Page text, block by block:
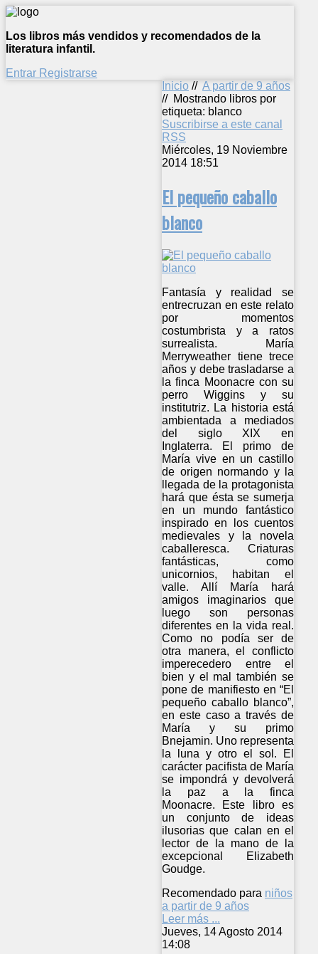
Los libros más vendidos y recomendados de la
literatura infantil.
Entrar Registrarse
Inicio // A partir de 9 años
// Mostrando libros por
etiqueta: blanco
Suscribirse a este canal
RSS
Miércoles, 19 Noviembre
2014 18:51
El pequeño caballo
blanco
Fantasía y realidad se
entrecruzan en este relato
por momentos
costumbrista y a ratos
surrealista. María
Merryweather tiene trece
años y debe trasladarse a
la finca Moonacre con su
perro Wiggins y su
institutriz. La historia está
ambientada a mediados
del siglo XIX en
Inglaterra. El primo de
María vive en un castillo
de origen normando y la
llegada de la protagonista
hará que ésta se sumerja
en un mundo fantástico
inspirado en los cuentos
medievales y la novela
caballeresca. Criaturas
fantásticas, como
unicornios, habitan el
valle. Allí María hará
amigos imaginarios que
luego son personas
diferentes en la vida real.
Como no podía ser de
otra manera, el conflicto
imperecedero entre el
bien y el mal también se
pone de manifiesto en “El
pequeño caballo blanco”,
en este caso a través de
María y su primo
Bnejamin. Uno representa
la luna y otro el sol. El
carácter pacifista de María
se impondrá y devolverá
la paz a la finca
Moonacre. Este libro es
un conjunto de ideas
ilusorias que calan en el
lector de la mano de la
excepcional Elizabeth
Goudge.
Recomendado para niños
a partir de 9 años
Leer más ...
Jueves, 14 Agosto 2014
14:08